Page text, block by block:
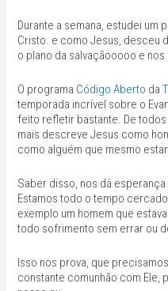
Durante a semana, estudei um
Cristo. e como Jesus, desceu
o plano da salvaçãooooo e nos
O programa Código Aberto da
temporada incrível sobre o
feito refletir bastante. De
mais descreve Jesus como
como alguém que mesmo
Saber disso, nos dá
Estamos todo o tempo
exemplo um homem que
todo sofrimento sem errar ou
Isso nos prova, que
constante comunhão com Ele,